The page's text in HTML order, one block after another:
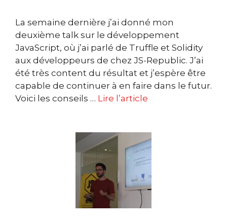
La semaine dernière j’ai donné mon
deuxième talk sur le développement
JavaScript, où j’ai parlé de Truffle et Solidity
aux développeurs de chez JS-Republic. J’ai
été très content du résultat et j’espère être
capable de continuer à en faire dans le futur.
Voici les conseils … Lire l’article